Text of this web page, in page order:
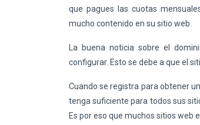
que pagues las cuotas
mucho contenido en su sitio web.
La buena noticia sobre el
configurar. Esto se debe a que el
Cuando se registra para obtener
tenga suficiente para todos sus
Es por eso que muchos sitios web